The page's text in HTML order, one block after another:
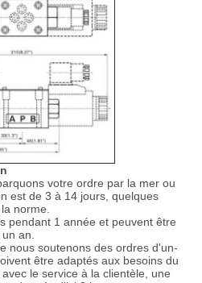
votre ordre par la mer ou
est de 3 à 14 jours, quelques
norme.
pendant 1 année et peuvent être
an.
nous soutenons des ordres d'un-
être adaptés aux besoins du
le service à la clientèle, une